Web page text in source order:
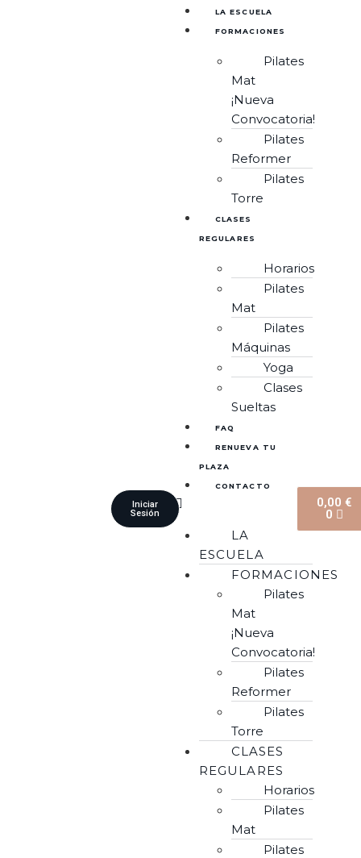
LA ESCUELA
FORMACIONES
Pilates
Mat
¡Nueva
Convocatoria!
Pilates
Reformer
Pilates
Torre
CLASES
REGULARES
Horarios
Pilates
Mat
Pilates
Máquinas
Yoga
Clases
Sueltas
FAQ
RENUEVA TU
PLAZA
CONTACTO
LA
ESCUELA
FORMACIONES
Pilates
Mat
¡Nueva
Convocatoria!
Pilates
Reformer
Pilates
Torre
CLASES
REGULARES
Horarios
Pilates
Mat
Pilates
Iniciar
Sesión
0,00€
0